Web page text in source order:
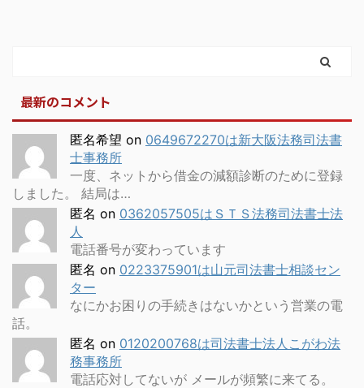
最新のコメント
匿名希望 on 0649672270は新大阪法務司法書
士事務所
一度、ネットから借金の減額診断のために登録
しました。 結局は…
匿名 on 0362057505はＳＴＳ法務司法書士法
人
電話番号が変わっています
匿名 on 0223375901は山元司法書士相談セン
ター
なにかお困りの手続きはないかという営業の電
話。
匿名 on 0120200768は司法書士法人こがわ法
務事務所
電話応対してないが メールが頻繁に来てる。